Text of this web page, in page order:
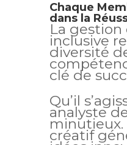
Chaque
dans la
La
inclusive
diversité
clé de
Qu’il
analyste
minutieux.
créatif